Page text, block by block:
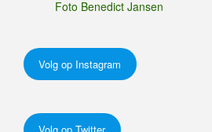
Foto Benedict Jansen
Volg op Instagram